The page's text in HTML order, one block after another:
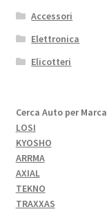
Accessori
Elettronica
Elicotteri
Cerca Auto per Marca
LOSI
KYOSHO
ARRMA
AXIAL
TEKNO
TRAXXAS